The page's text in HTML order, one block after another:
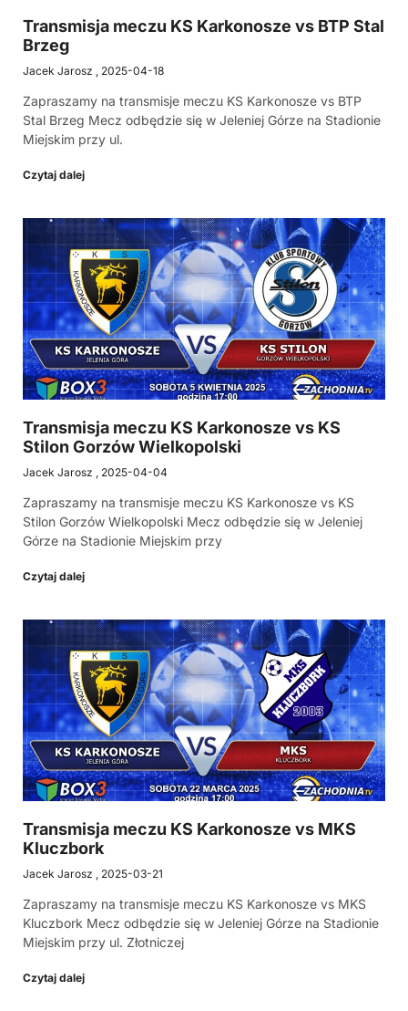
Transmisja meczu KS Karkonosze vs BTP Stal
Brzeg
Jacek Jarosz 2025-04-18
Zapraszamy na transmisje meczu KS Karkonosze vs BTP
Stal Brzeg Mecz odbędzie się w Jeleniej Górze na Stadionie
Miejskim przy ul.
Czytaj dalej
Transmisja meczu KS Karkonosze vs KS
Stilon Gorzów Wielkopolski
Jacek Jarosz 2025-04-04
Zapraszamy na transmisje meczu KS Karkonosze vs KS
Stilon Gorzów Wielkopolski Mecz odbędzie się w Jeleniej
Górze na Stadionie Miejskim przy
Czytaj dalej
Transmisja meczu KS Karkonosze vs MKS
Kluczbork
Jacek Jarosz 2025-03-21
Zapraszamy na transmisje meczu KS Karkonosze vs MKS
Kluczbork Mecz odbędzie się w Jeleniej Górze na Stadionie
Miejskim przy ul. Złotniczej
Czytaj dalej